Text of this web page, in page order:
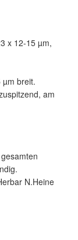
x 12-15 µm,
µm breit.
am
N.Heine